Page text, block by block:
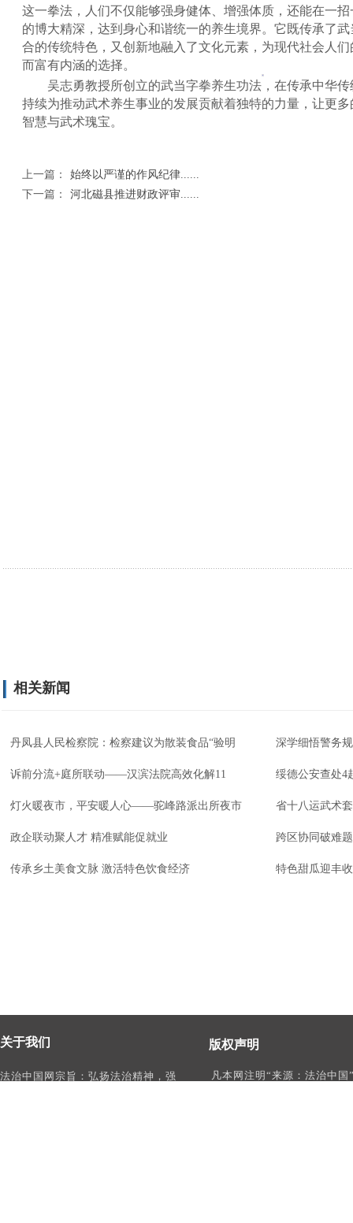
这一拳法，人们不仅能够强身健体、增强体质，还能在一
的博大精深，达到身心和谐统一的养生境界。它既传承了
合的传统特色，又创新地融入了文化元素，为现代社会人
而富有内涵的选择。
吴志勇教授所创立的武当字拳养生功法，在传承中华传
持续为推动武术养生事业的发展贡献着独特的力量，让更
智慧与武术瑰宝。
上一篇：
始终以严谨的作风纪律......
下一篇：
河北磁县推进财政评审......
相关新闻
丹凤县人民检察院：检察建议为散装食品“验明 深学细悟警务
诉前分流+庭所联动——汉滨法院高效化解11 绥德公安查处4
灯火暖夜市，平安暖人心——驼峰路派出所夜市 省十八运武术
政企联动聚人才 精准赋能促就业 跨区协同破难
传承乡土美食文脉 激活特色饮食经济 特色甜瓜迎丰
版权声明
凡本网注明“来源：法治中国
关于我们
法治中国网宗旨：弘扬法治精神，强